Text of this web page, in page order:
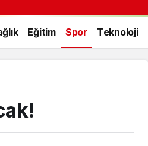
Eğitim Spor Teknoloji